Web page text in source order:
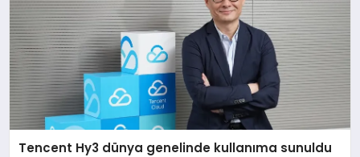
Tencent Hy3 dünya genelinde kullanıma sunuldu